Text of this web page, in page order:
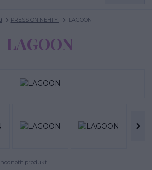
PRESS ON NEHTY LAGOON
LAGOON
produkt